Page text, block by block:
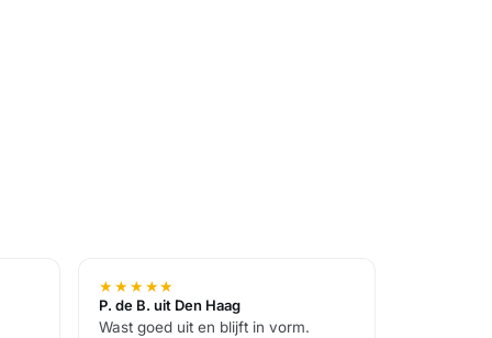
★★★★★
P. de B. uit Den Haag
Wast goed uit en blijft in vorm.